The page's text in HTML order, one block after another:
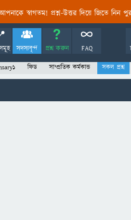
স্বাগতম! প্রশ্ন-উত্তর দিয়ে জিতে নিন
সদস্যবৃন্দ প্রশ্ন করুন FAQ
ফিড সাম্প্রতিক কর্মকান্ড সকল প্রশ্ন